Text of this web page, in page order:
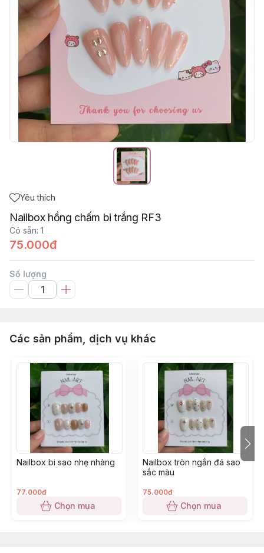
Yêu thích
Nailbox hồng chấm bi trắng RF3
Có sẵn: 1
75.000đ
Số lượng
Các sản phẩm, dịch vụ khác
Nailbox bi sao nhẹ nhàng
77.000đ
Chọn mua
Nailbox tròn ngắn đá sao
sắc màu
75.000đ
Chọn mua